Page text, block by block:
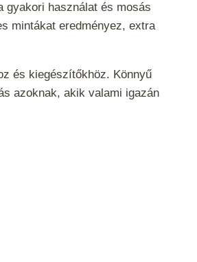
gyakori használat és mosás
mintákat eredményez, extra
és kiegészítőkhöz. Könnyű
azoknak, akik valami igazán